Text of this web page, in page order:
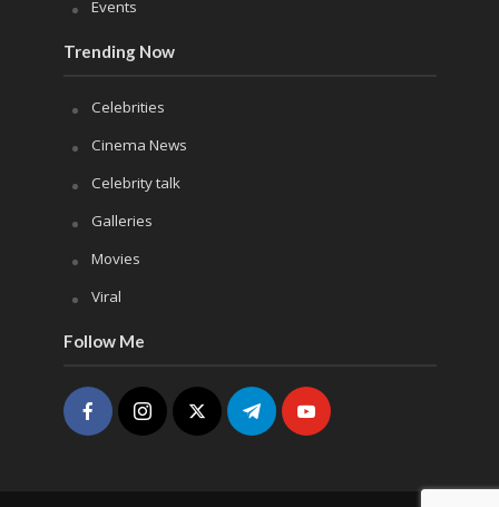
Events
Trending Now
Celebrities
Cinema News
Celebrity talk
Galleries
Movies
Viral
Follow Me